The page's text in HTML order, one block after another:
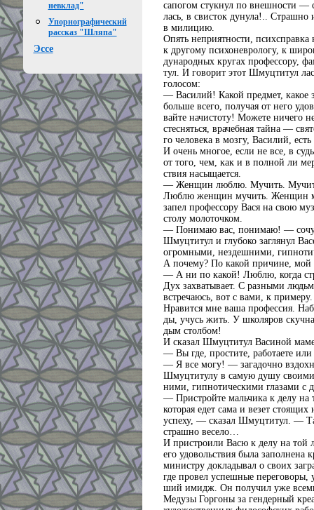
невклад"
Упорнографический
рассказ "Шляпа"
Эссе
сапогом стукнул по внешности —
лась, в свисток дунула!.. Страшно
в милицию.
Опять неприятности,
к другому психоневрологу, к
дународных кругах профессору,
тул. И говорит этот Шмуцтитул
голосом:
— Василий! Какой предмет, какое
больше всего, получая от него
вайте начистоту! Можете ничего
стесняться, врачебная тайна —
го человека в мозгу, Василий, есть
И очень многое, если не все, в
от того, чем, как и в полной ли
ствия насыщается.
— Женщин люблю. Мучить.
Люблю женщин мучить. Женщин
запел профессору Вася на свою
столу молоточком.
— Понимаю вас, понимаю! —
Шмуцтитул и глубоко заглянул
огромными, нездешними,
А почему? По какой причине,
— А ни по какой! Люблю, когда
Дух захватывает. С разными
встречаюсь, вот с вами, к
Нравится мне ваша профессия.
ды, учусь жить. У школяров
дым столбом!
И сказал Шмуцтитул Васиной
— Вы где, простите, работаете или
— Я все могу! — загадочно
Шмуцтитулу в самую душу
ними, гипнотическими глазами с
— Пристройте мальчика к делу на
которая едет сама и везет
успеху, — сказал Шмуцтитул. —
страшно весело…
И пристроили Васю к делу на той
его удовольствия была заполнена
министру докладывал о своих
где провел успешные переговоры,
ший имидж. Он получил уже
Медузы Горгоны за гендерный